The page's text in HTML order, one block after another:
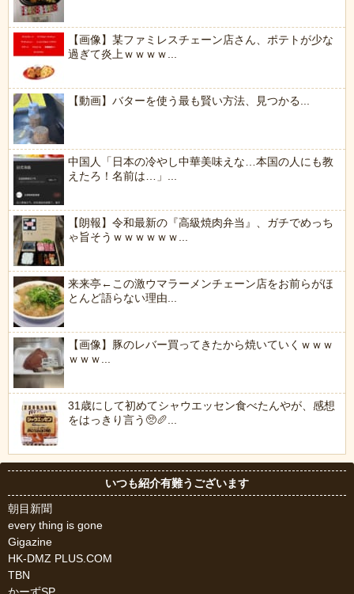
【画像】某ファミレスチェーン店さん、ポテトが少な
過ぎて炎上ｗｗｗｗ...
【動画】バターを使う最も賢い方法、見つかる...
中国人「日本の冷やし中華美味えな…本国の人にも教
えたろ！名前は…」...
【朗報】令和最新の『高級焼肉弁当』、ガチでめっち
ゃ旨そうｗｗｗｗｗｗ...
来来亭←この激ウマラーメンチェーン店をお前らがほ
とんど語らない理由...
【画像】豚のレバー買ってきたから焼いていくｗｗｗ
ｗｗｗ...
31歳にして初めてシャウエッセン食べたんやが、感想
をはっきり言う🥺🥖...
いつも紹介有難うございます
朝目新聞
every thing is gone
Gigazine
HK-DMZ PLUS.COM
TBN
かーずSP